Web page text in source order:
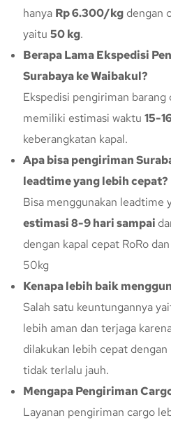
hanya Rp 6.300/kg dengan
yaitu 50 kg.
Berapa Lama Ekspedisi
Surabaya ke Waibakul?
Ekspedisi pengiriman barang
memiliki estimasi waktu 15-
keberangkatan kapal.
Apa bisa pengiriman
leadtime yang lebih cepat?
Bisa menggunakan leadtime
estimasi 8-9 hari sampai
dengan kapal cepat RoRo
50kg
Kenapa lebih baik
Salah satu keuntungannya
lebih aman dan terjaga
dilakukan lebih cepat
tidak terlalu jauh.
Mengapa Pengiriman
Layanan pengiriman cargo